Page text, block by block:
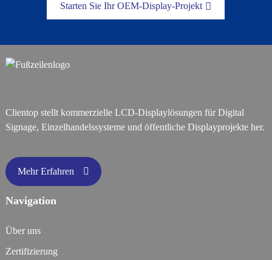
Starten Sie Ihr OEM-Display-Projekt
Clientop stellt kommerzielle LCD-Displaylösungen für Digital
Signage, Einzelhandelssysteme und öffentliche Displayprojekte her.
Mehr Erfahren
Navigation
Über uns
Zertifizierung